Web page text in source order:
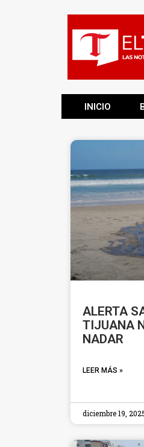
INICIO
ALERTA
TIJUANA
NADAR
LEER MÁS »
diciembre 19,